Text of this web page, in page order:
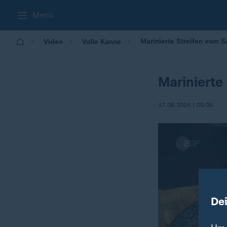
Menü
Video Volle Kanne Marinierte Streifen vom
17.09.2024 | 09:05